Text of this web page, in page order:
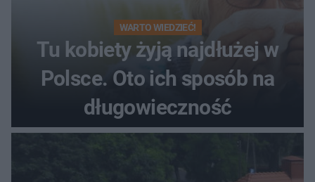
WARTO WIEDZIEĆ!
Tu kobiety żyją najdłużej w
Polsce. Oto ich sposób na
długowieczność